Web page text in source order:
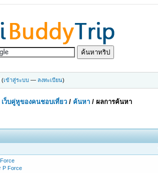
(เข้าสู่ระบบ — ลงทะเบียน)
ว็บคู่หูของคนชอบเที่ยว / ค้นหา /ผลการค้นหา
P Force